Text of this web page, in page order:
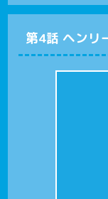
第4話 ヘンリ